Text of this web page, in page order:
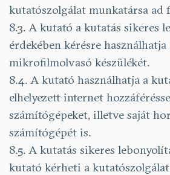
kutatószolgálat munkatársa ad
8.3. A kutató a kutatás sikeres
érdekében kérésre használhatja
mikrofilmolvasó készülékét.
8.4. A kutató használhatja a
elhelyezett internet
számítógépeket, illetve saját
számítógépét is.
8.5. A kutatás sikeres
kutató kérheti a